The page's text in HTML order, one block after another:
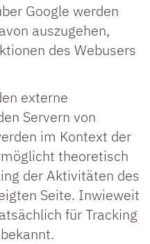
Google werden
auszugehen,
des Webusers
externe
Servern von
im Kontext der
theoretisch
der Aktivitäten des
Seite. Inwieweit
für Tracking